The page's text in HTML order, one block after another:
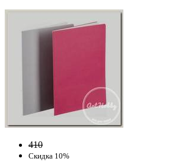
410
Скидка 10%